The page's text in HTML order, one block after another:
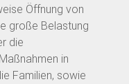
Öffnung von
große Belastung
die
in
Familien, sowie